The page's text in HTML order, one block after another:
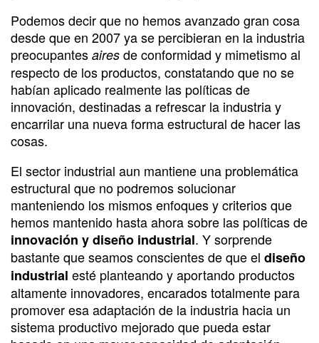
Podemos decir que no hemos avanzado gran cosa
desde que en 2007 ya se percibieran en la industria
preocupantes aires de conformidad y mimetismo al
respecto de los productos, constatando que no se
habían aplicado realmente las políticas de
innovación, destinadas a refrescar la industria y
encarrilar una nueva forma estructural de hacer las
cosas.
El sector industrial aun mantiene una problemática
estructural que no podremos solucionar
manteniendo los mismos enfoques y criterios que
hemos mantenido hasta ahora sobre las políticas de
innovación y diseño industrial. Y sorprende
bastante que seamos conscientes de que el diseño
industrial esté planteando y aportando productos
altamente innovadores, encarados totalmente para
promover esa adaptación de la industria hacia un
sistema productivo mejorado que pueda estar